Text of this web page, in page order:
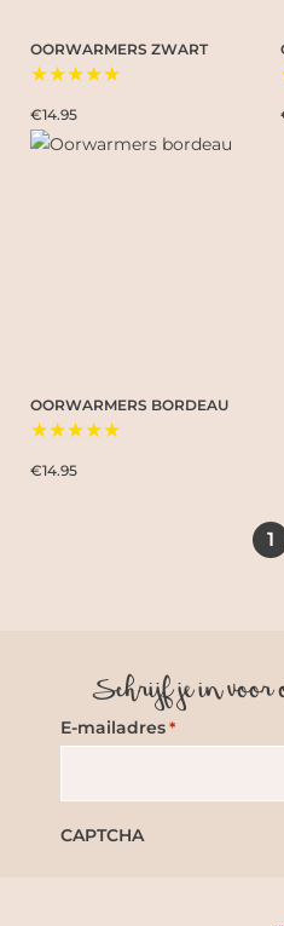
OORWARMERS ZWART
★★★★★
€14.95
OORWARMERS BORDEAU
★★★★★
€14.95
1
Schrijf je in voor
E-mailadres *
CAPTCHA